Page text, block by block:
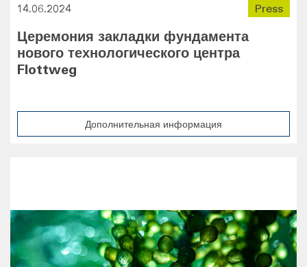
Press
14.06.2024
Церемония закладки фундамента
нового технологического центра
Flottweg
Дополнительная информация